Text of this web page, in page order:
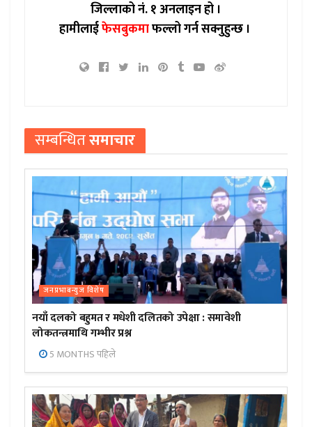
जिल्लाको नं. १ अनलाइन हो ।
हामीलाईफेसबुकमाफल्लो गर्न सक्नुहुन्छ ।
सम्बन्धितसमाचार
जनप्रभाबन्युज विशेष
नयाँ दलको बहुमत र मधेशी दलितको उपेक्षा : समावेशी
लोकतन्त्रमाथि गम्भीर प्रश्न
5 MONTHS पहिले